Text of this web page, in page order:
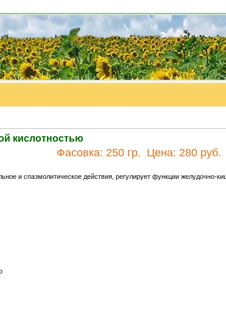
кислотностью
Фасовка: 250 гр. Цена: 280 руб.
и спазмолитическое действия, регулирует функции желудочно-